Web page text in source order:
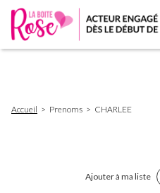
d'Ariane
Accueil Prenoms CHARLEE
Ajouter à ma liste